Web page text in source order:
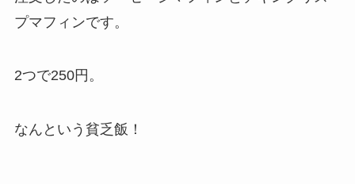
プマフィンです。
2つで250円。
なんという貧乏飯！